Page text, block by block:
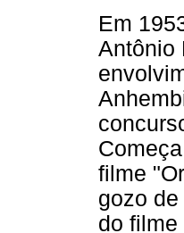
Em
Antônio
filme
gozo
do filme